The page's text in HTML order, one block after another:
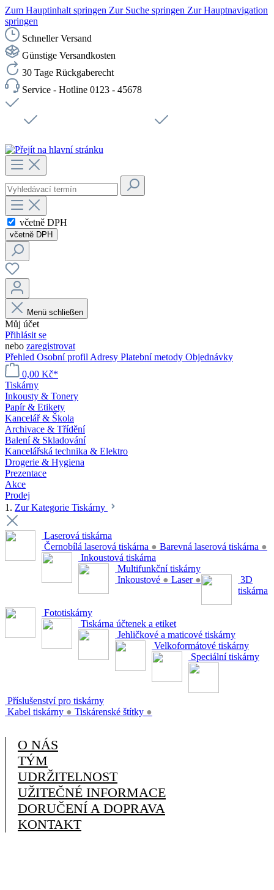
Zum Hauptinhalt springen Zur Suche springen Zur Hauptnavigation
springen
Schneller Versand
Günstige Versandkosten
30 Tage Rückgaberecht
Service - Hotline 0123 - 45678
včetně DPH
včetně DPH
Menü schließen
Můj účet
Přihlásit se
nebo zaregistrovat
Přehled Osobní profil Adresy Platební metody Objednávky
0,00 Kč*
Tiskárny
Inkousty & Tonery
Papír & Etikety
Kancelář & Škola
Archivace & Třídění
Balení & Skladování
Kancelářská technika & Elektro
Drogerie & Hygiena
Prezentace
Akce
Prodej
1. Zur Kategorie Tiskárny
Laserová tiskárna
Černobílá laserová tiskárna ● Barevná laserová tiskárna ●
Inkoustová tiskárna
Multifunkční tiskárny
Inkoustové ● Laser ●
3D
tiskárna
Fototiskárny
Tiskárna účtenek a etiket
Jehličkové a maticové tiskárny
Velkoformátové tiskárny
Speciální tiskárny
Příslušenství pro tiskárny
Kabel tiskárny ● Tiskárenské štítky ●
O NÁS
TÝM
UDRŽITELNOST
UŽITEČNÉ INFORMACE
DORUČENÍ A DOPRAVA
KONTAKT